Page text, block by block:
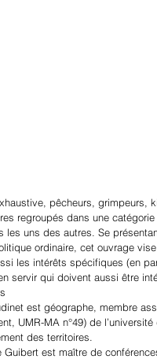
pêcheurs, grimpeurs,
regroupés dans une
les uns des autres. Se
ordinaire, cet ouvrage
les intérêts spécifiques (en
servir qui doivent aussi être
est géographe, membre
UMR-MA n°49) de
des territoires.
Guibert est maître de